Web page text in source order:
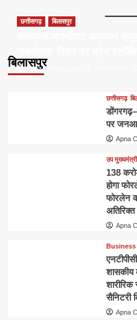
बिलासपुर
छत्तीसगढ़ बिलासपुर
Apna Chhattisgarh
छत्तीसगढ़
पर
Apna
उप
138
होगा
फोरलेन
Apna
Business
शासकीय
सैनिटरी
Apna